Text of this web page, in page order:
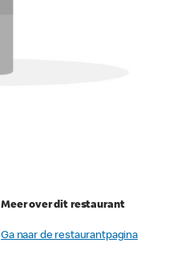
Meer over dit restaurant
Ga naar de restaurantpagina